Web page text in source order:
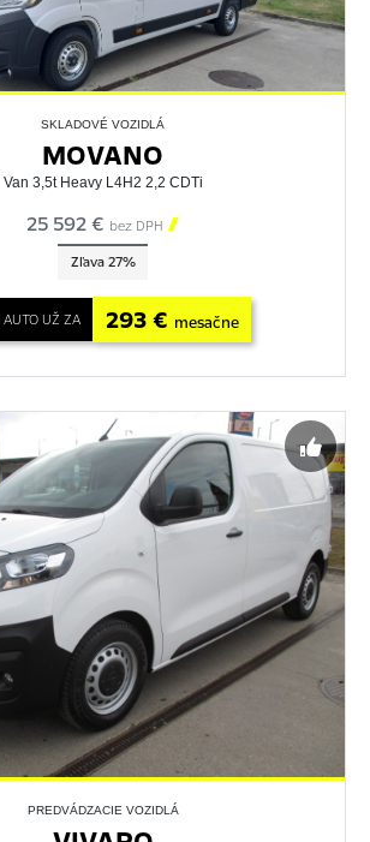
SKLADOVÉ VOZIDLÁ
MOVANO
Van 3,5t Heavy L4H2 2,2 CDTi
25 592 € bez DPH 
Zľava 27%
AUTO UŽ ZA 293 € mesačne
PREDVÁDZACIE VOZIDLÁ